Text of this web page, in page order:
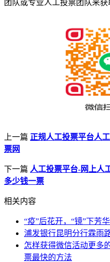
团队或专业人工投票团队来获
上一篇 正规人工投票平台人
票网
下一篇 人工投票平台-网上人
多少钱一票
相关内容
“疫”后花开，“镜”下芳
浦发银行昆明分行霖雨
怎样获得微信活动更多
票最快的方法